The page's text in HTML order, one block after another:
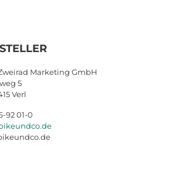
Marketing GmbH
5
Verl
92 01-0